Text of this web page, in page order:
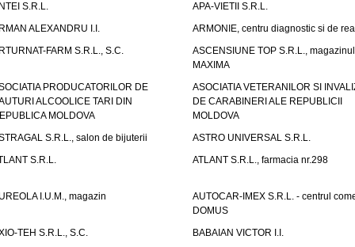
S.R.L.
APA-VIETII S.R.L.
ALEXANDRU I.I.
ARMONIE, centru diagnostic si de
FARM S.R.L., S.C.
ASCENSIUNE TOP S.R.L., magazinul
MAXIMA
PRODUCATORILOR DE
ALCOOLICE TARI DIN
MOLDOVA
ASOCIATIA VETERANILOR SI
DE CARABINERI ALE REPUBLICII
MOLDOVA
S.R.L., salon de bijuterii
ASTRO UNIVERSAL S.R.L.
S.R.L.
ATLANT S.R.L., farmacia nr.298
I.U.M., magazin
AUTOCAR-IMEX S.R.L. - centrul
DOMUS
TEH S.R.L., S.C.
BABAIAN VICTOR I.I.